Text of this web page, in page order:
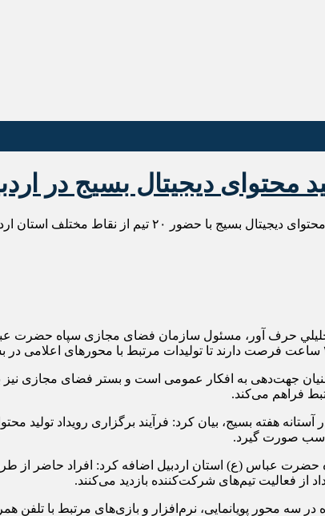
محتوای دیجیتال بسیج در
۲۰ تیم از نقاط مختلف استان اردبیل برگزار شد.
حرف آور، مسئول سازمان فضای مجازی سپاه حضرت
جهت‌دهی به افکار عمومی است و بستر فضای مجازی نیز
فراهم می‌کند.
آستانه هفته بسیج، بیان کرد: فرآیند برگزاری رویداد
صورت گیرد.
عباس (ع) استان اردبیل اضافه کرد: افراد حاضر از
از فعالیت تیم‌های شرکت‌کننده بازدید می‌کنند.